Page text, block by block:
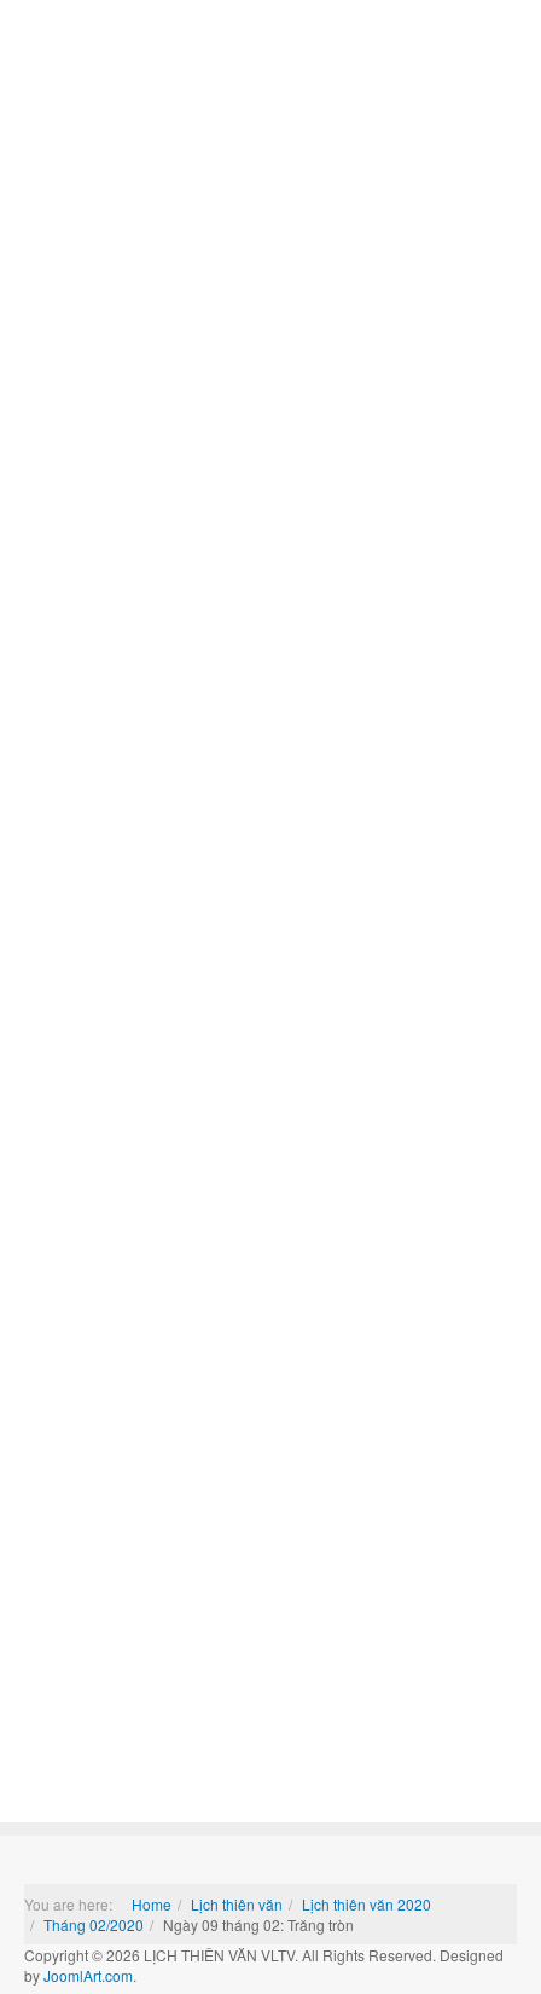
You are here: Home Lịch thiên văn
Lịch thiên văn 2020
Tháng 02/2020
Ngày 09 tháng 02: Trăng tròn
Copyright © 2026 LỊCH THIÊN VĂN VLTV. All Rights Reserved. Designed
byJoomlArt.com.